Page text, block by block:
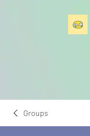
Groups